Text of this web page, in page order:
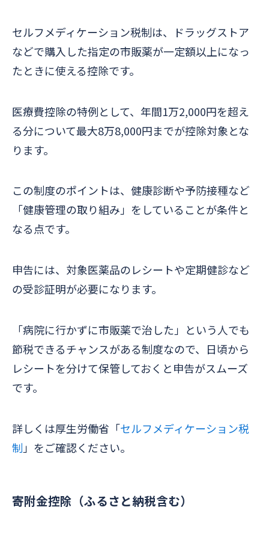
セルフメディケーション税制は、ドラッグストア
などで購入した指定の市販薬が一定額以上になっ
たときに使える控除です。
医療費控除の特例として、年間1万2,000円を超え
る分について最大8万8,000円までが控除対象とな
ります。
この制度のポイントは、健康診断や予防接種など
「健康管理の取り組み」をしていることが条件と
なる点です。
申告には、対象医薬品のレシートや定期健診など
の受診証明が必要になります。
「病院に行かずに市販薬で治した」という人でも
節税できるチャンスがある制度なので、日頃から
レシートを分けて保管しておくと申告がスムーズ
です。
詳しくは厚生労働省「セルフメディケーション税
制 」をご確認ください。
寄附金控除（ふるさと納税含む）